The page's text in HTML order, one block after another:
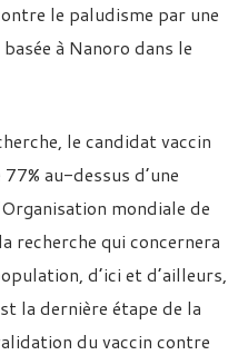
le paludisme par une
à Nanoro dans le
le candidat vaccin
au-dessus d’une
mondiale de
recherche qui concernera
d’ici et d’ailleurs,
la dernière étape de la
du vaccin contre